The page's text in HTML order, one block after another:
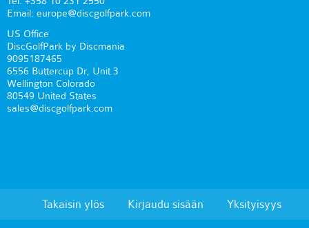
Email: europe@discgolfpark.com
US Office
DiscGolfPark by Discmania
9095187465
6556 Buttercup Dr, Unit 3
Wellington Colorado
80549 United States
sales@discgolfpark.com
Takaisin ylös Kirjaudu sisään Yksityisyys